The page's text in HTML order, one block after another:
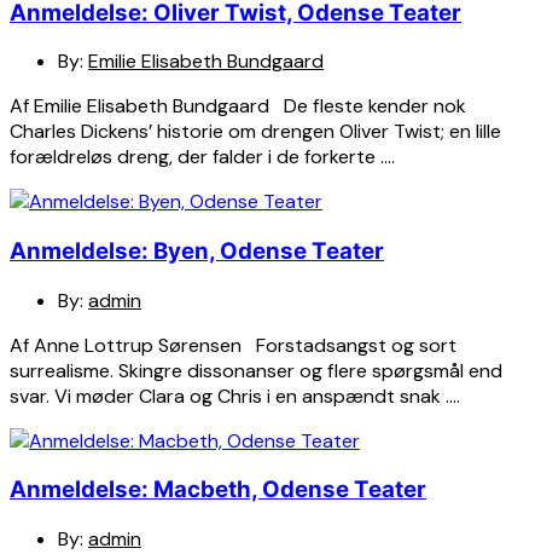
Anmeldelse: Oliver Twist, Odense Teater
By: Emilie Elisabeth Bundgaard
Af Emilie Elisabeth Bundgaard De fleste kender nok
Charles Dickens’ historie om drengen Oliver Twist; en lille
forældreløs dreng, der falder i de forkerte ….
Anmeldelse: Byen, Odense Teater
By: admin
Af Anne Lottrup Sørensen Forstadsangst og sort
surrealisme. Skingre dissonanser og flere spørgsmål end
svar. Vi møder Clara og Chris i en anspændt snak ….
Anmeldelse: Macbeth, Odense Teater
By: admin